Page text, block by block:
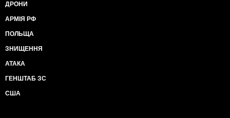
ДРОНИ
АРМІЯ РФ
ПОЛЬЩА
ЗНИЩЕННЯ
АТАКА
ГЕНШТАБ ЗС
США